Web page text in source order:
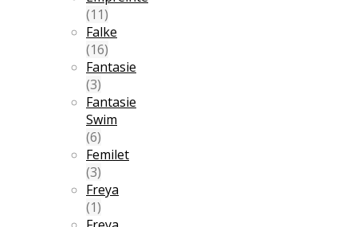
(11)
Falke
(16)
Fantasie
(3)
Fantasie
Swim
(6)
Femilet
(3)
Freya
(1)